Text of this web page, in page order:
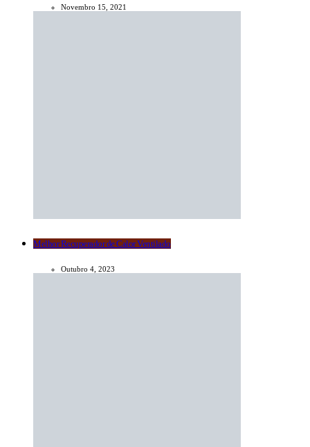
Novembro 15, 2021
Melhor Recuperador de Calor Ventilado
Outubro 4, 2023